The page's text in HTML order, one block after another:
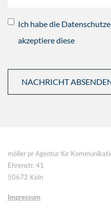
Ich habe die
akzeptiere diese
möller pr Agentur für
Ehrenstr. 41
50672 Köln
Impressum